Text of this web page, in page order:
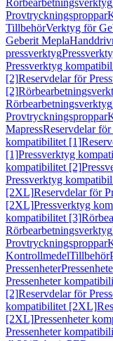
Rörbearbetningsverktyg
Provtryckningsproppar
TillbehörVerktyg för
Geberit Mepla
pressverktyg
Pressverktyg
[2]Reservdelar för
[2]
Rörbearbetningsverktyg
Provtryckningsproppar
MapressReservdelar
kompatibilitet [1]
[1]Pressverktyg
kompatibilitet [2]
Pressverktyg
[2XL]Reservdelar för
[2XL]Pressverktyg
kompatibilitet [3]
Rörbearbetningsverktyg
Provtryckningsproppar
KontrollmedelTillbehör
Pressenheter
Pressenheter
[2]Reservdelar för
kompatibilitet [2XL]
[2XL]Pressenheter
Pressenheter